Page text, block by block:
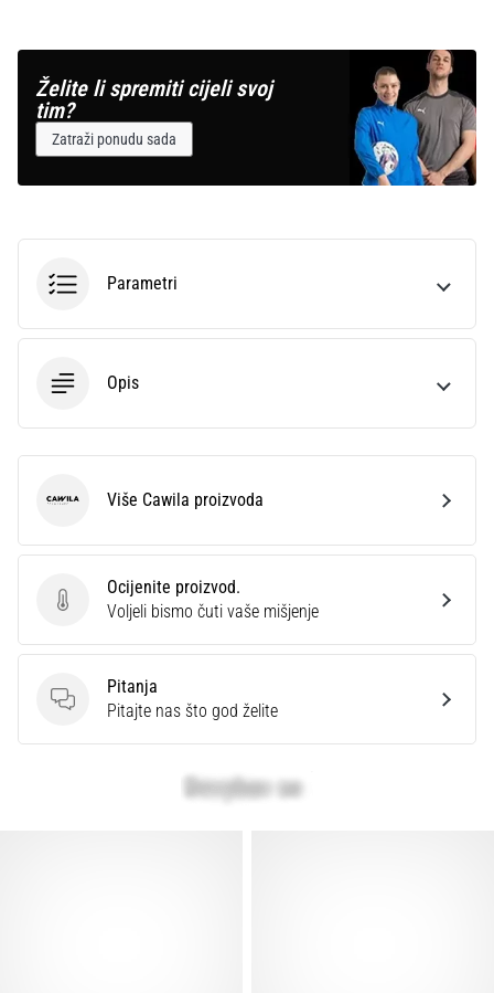
Želite li spremiti cijeli svoj
tim?
Zatraži ponudu sada
Parametri
Opis
Ocijenite proizvod.
Ocijenite proizvod.
Voljeli bismo čuti vaše mišjenje
Pitanja
Pitanja
Pitajte nas što god želite
Cawila Više Cawila proizvoda